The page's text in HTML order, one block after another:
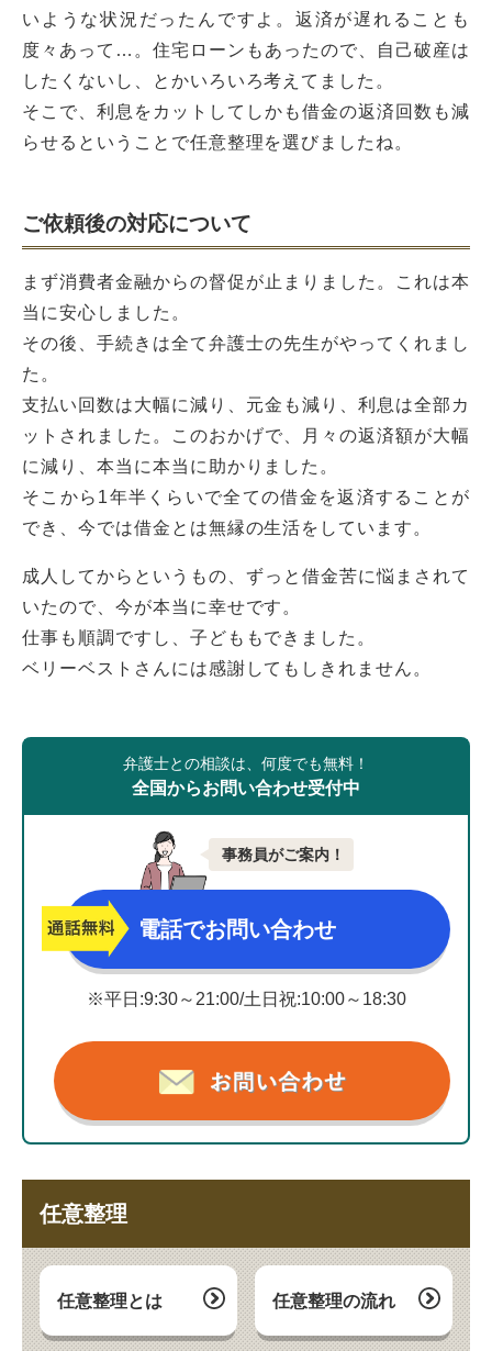
いような状況だったんですよ。返済が遅れることも
度々あって…。住宅ローンもあったので、自己破産は
したくないし、とかいろいろ考えてました。
そこで、利息をカットしてしかも借金の返済回数も減
らせるということで任意整理を選びましたね。
ご依頼後の対応について
まず消費者金融からの督促が止まりました。これは本
当に安心しました。
その後、手続きは全て弁護士の先生がやってくれまし
た。
支払い回数は大幅に減り、元金も減り、利息は全部カ
ットされました。このおかげで、月々の返済額が大幅
に減り、本当に本当に助かりました。
そこから1年半くらいで全ての借金を返済することが
でき、今では借金とは無縁の生活をしています。
成人してからというもの、ずっと借金苦に悩まされて
いたので、今が本当に幸せです。
仕事も順調ですし、子どももできました。
ベリーベストさんには感謝してもしきれません。
弁護士との相談は、何度でも無料！
全国からお問い合わせ受付中
事務員がご案内！
電話でお問い合わせ
※平日:9:30～21:00/土日祝:10:00～18:30
任意整理
任意整理とは 任意整理の流れ